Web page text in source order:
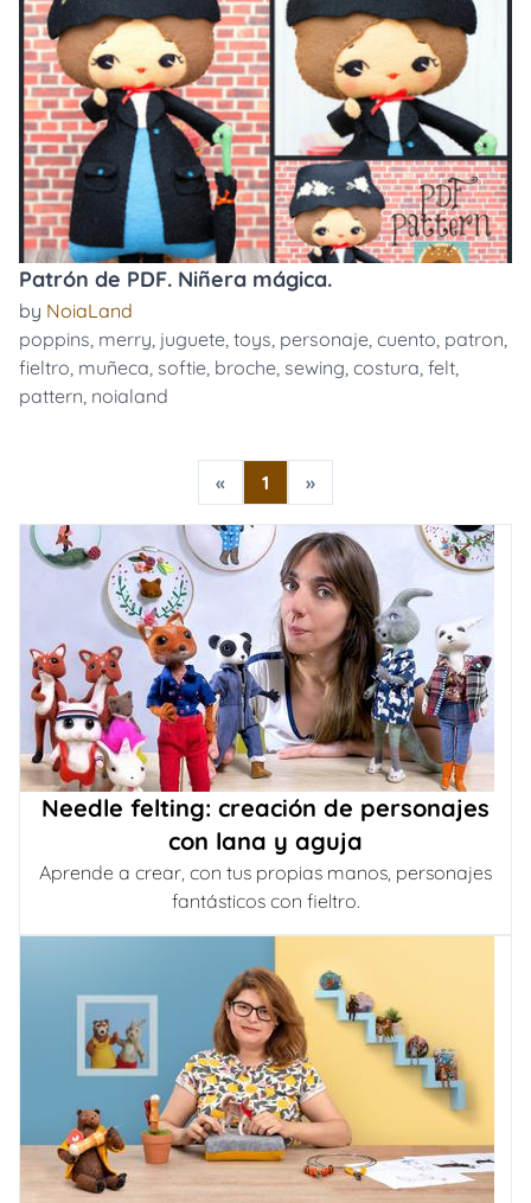
Patrón de PDF. Niñera mágica.
by NoiaLand
poppins, merry, juguete, toys, personaje, cuento, patron,
fieltro, muñeca, softie, broche, sewing, costura, felt,
pattern, noialand
« 1 »
Needle felting: creación de personajes
con lana y aguja
Aprende a crear, con tus propias manos, personajes
fantásticos con fieltro.